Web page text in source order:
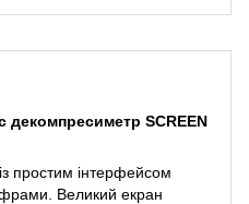
декомпресиметр SCREEN
простим інтерфейсом
Великий екран